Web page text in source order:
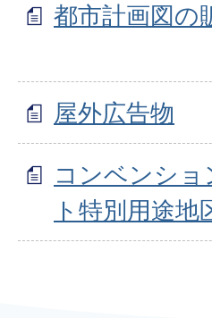
都市計画図の
屋外広告物
コンベンショ
ト特別用途地